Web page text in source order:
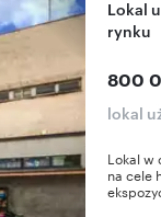
Lokal użytkowy 773 m² w centrum Lipska, blisko
rynku
800
lokal
Lokal w
na cele